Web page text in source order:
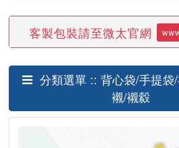
客製包裝請至微太官網
分類選單 :: 背心袋/手提袋
襯/襯縠